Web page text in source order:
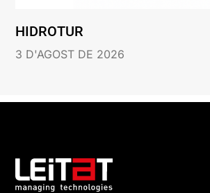
HIDROTUR
3 D'AGOST DE 2026